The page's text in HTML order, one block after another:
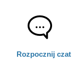
Rozpocznij czat